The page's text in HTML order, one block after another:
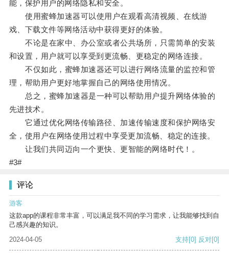
能，保护用户的网络隐私和安全。
使用蜜蜂加速器可以使用户在观看高清视频、在线游
戏、下载文件等网络活动中获得更好的体验。
不论是在家中、办公室或者公共场所，只需简单的安装
和设置，用户就可以享受到更流畅、更稳定的网络连接。
不仅如此，蜜蜂加速器还可以进行网络流量的监控和管
理，帮助用户更好地掌握自己的网络使用情况。
总之，蜜蜂加速器是一种可以帮助用户提升网络体验的
先进技术。
它通过优化网络传输路径、加速传输速度和保护网络安
全，使用户在网络使用过程中享受更加流畅、稳定的连接。
让我们共同迈向一个更快、更智能的网络时代！。
#3#
评论
游客
这款app的课程非常丰富，可以满足我不同的学习需求，让我能够找到自
己感兴趣的知识。
2024-04-05
支持[0] 反对[0]